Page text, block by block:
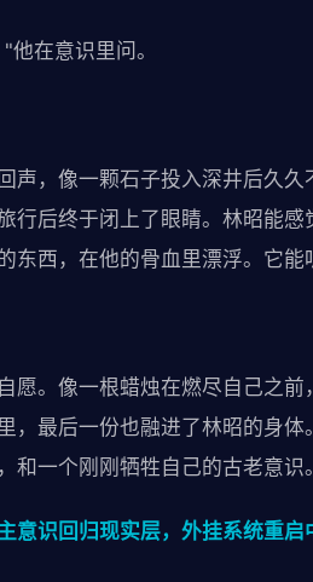
在意识里问。
声，像一颗石子投入深井后久
行后终于闭上了眼睛。林昭能
东西，在他的骨血里漂浮。它
愿。像一根蜡烛在燃尽自己之
，最后一份也融进了林昭的身
和一个刚刚牺牲自己的古老意识。
意识回归现实层，外挂系统重启